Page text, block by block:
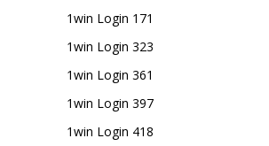
1win Login 171
1win Login 323
1win Login 361
1win Login 397
1win Login 418